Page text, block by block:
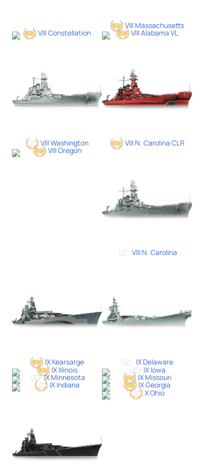
VIII Massachusetts
VIII Constellation
VIII Alabama VL
VIII Washington
VIII N. Carolina CLR
VIII Oregon
VIII N. Carolina
IX Kearsarge
IX Delaware
IX Illinois
IX Iowa
IX Minnesota
IX Missouri
IX Indiana
IX Georgia
X Ohio